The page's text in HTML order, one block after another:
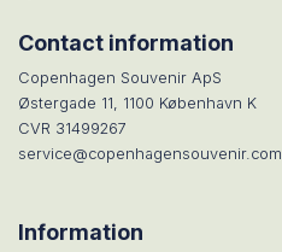
Contact information
Copenhagen Souvenir ApS
Østergade 11, 1100 København K
CVR 31499267
service@copenhagensouvenir.com
Information